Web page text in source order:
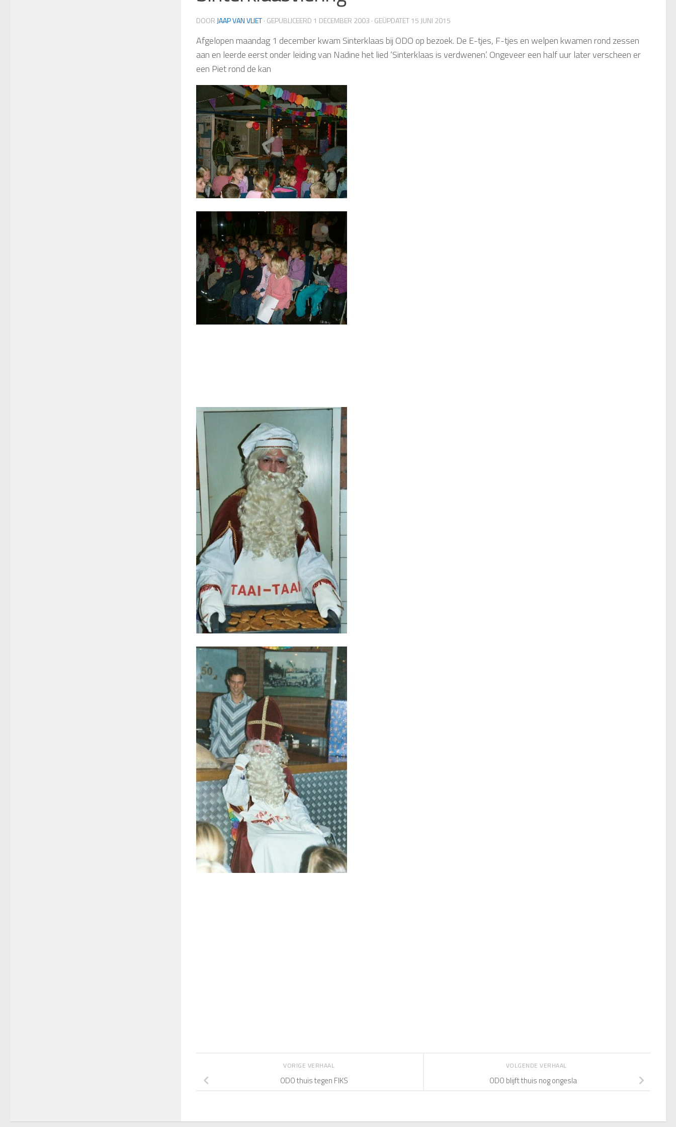
DOOR JAAP VAN VLIET· GEPUBLICEERD 1 DECEMBER 2003 · GEÜPDATET15 JUNI 2015
Afgelopen maandag 1 december kwam Sinterklaas bij ODO op bezoek. De E-tjes, F-tjes en welpen kwamen rond zessen
aan en leerde eerst onder leiding van Nadine het lied ‘Sinterklaas is verdwenen’. Ongeveer een half uur later verscheen er
een Piet rond de kan
VOLGENDE VERHAAL
ODO blijft thuis nog ongesla
VORIGE VERHAAL
ODO thuis tegen FIKS